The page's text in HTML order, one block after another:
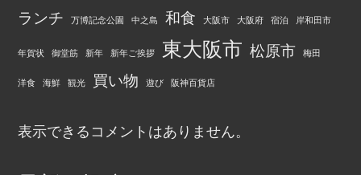
ランチ 万博記念公園 中之島 和食 大阪市 大阪府 宿泊 岸和田市
年賀状 御堂筋 新年 新年ご挨拶 東大阪市 松原市 梅田
洋食 海鮮 観光 買い物 遊び 阪神百貨店
表示できるコメントはありません。